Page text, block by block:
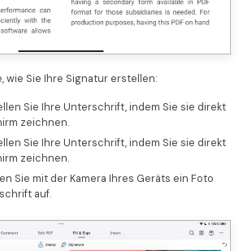
wie Sie Ihre Signatur erstellen:
Sie Ihre Unterschrift, indem Sie sie direkt
zeichnen.
Sie Ihre Unterschrift, indem Sie sie direkt
zeichnen.
Sie mit der Kamera Ihres Geräts ein Foto
auf.